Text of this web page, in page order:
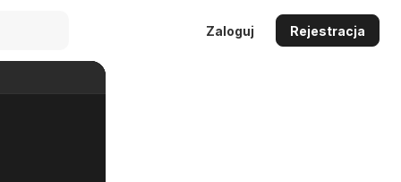
Zaloguj Rejestracja